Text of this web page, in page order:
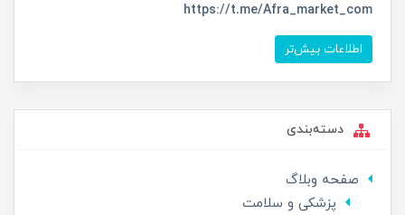
https://t.me/Afra_market_com
اطلاعات بیش‌تر
دسته‌بندی
صفحه وبلاگ
پزشکی و سلامت